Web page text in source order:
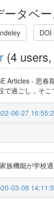
ータベ
DOI
(4
Articles - 思春
で過ごし，そ
06-27
族機能が学校
03-08